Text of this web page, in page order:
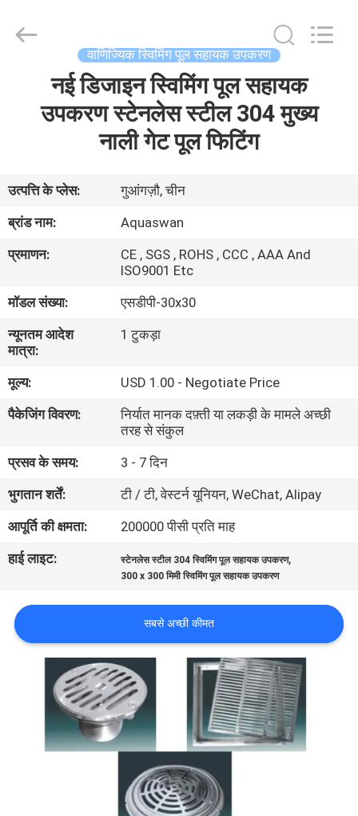
हमारे
बारे
में
कारखाना
भ्रमण
गुणवत्ता
नियंत्रण
संपर्क
करें
एक
उद्धरण
विनती
करे
NEWS
साइटमैप
water
co,.ltd.
वाणिज्यिक स्विमिंग पूल सहायक उपकरण
नई डिजाइन स्विमिंग पूल सहायक
उपकरण स्टेनलेस स्टील 304 मुख्य
नाली गेट पूल फिटिंग
उत्पत्ति के प्लेस:
गुआंगज़ौ, चीन
ब्रांड नाम:
Aquaswan
प्रमाणन:
CE , SGS , ROHS , CCC , AAA And
ISO9001 Etc
मॉडल संख्या:
एसडीपी-30x30
न्यूनतम आदेश
मात्रा:
1 टुकड़ा
मूल्य:
USD 1.00 - Negotiate Price
पैकेजिंग विवरण:
निर्यात मानक दफ़्ती या लकड़ी के मामले अच्छी
तरह से संकुल
प्रसव के समय:
3 - 7 दिन
भुगतान शर्तें:
टी / टी, वेस्टर्न यूनियन, WeChat, Alipay
आपूर्ति की क्षमता:
200000 पीसी प्रति माह
हाई लाइट:
स्टेनलेस स्टील 304 स्विमिंग पूल सहायक उपकरण,
300 x 300 मिमी स्विमिंग पूल सहायक उपकरण
सबसे अच्छी कीमत